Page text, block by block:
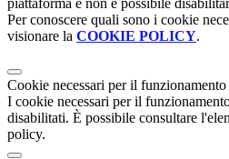
Per conoscere quali sono i cookie
visionare la COOKIE POLICY.
Cookie necessari per il funzionamento
I cookie necessari per il
disabilitati. È possibile consultare
policy.